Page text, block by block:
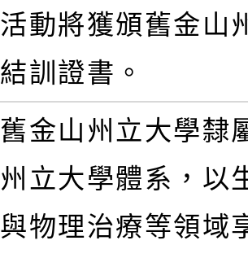
活動將獲頒舊金山
結訓證書。
舊金山州立大學隸
州立大學體系，以
與物理治療等領域